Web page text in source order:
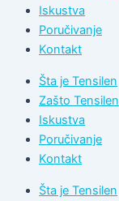
Iskustva
Poručivanje
Kontakt
Šta je Tensilen
Zašto Tensilen
Iskustva
Poručivanje
Kontakt
Šta je Tensilen